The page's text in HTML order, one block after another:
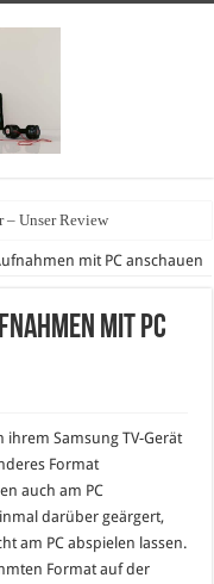
– Unser Review
mit PC anschauen
mit PC
ihrem Samsung TV-Gerät
Format
auch am PC
darüber geärgert,
am PC abspielen lassen.
Format auf der